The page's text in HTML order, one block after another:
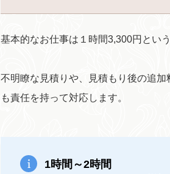
基本的なお仕事は１時間3,300円とい
不明瞭な見積りや、見積もり後の追
も責任を持って対応します。
1時間～2時間